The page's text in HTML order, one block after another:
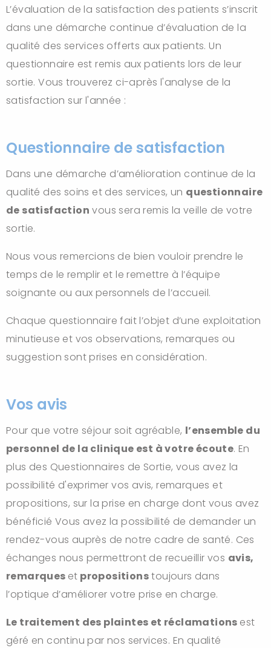
L’évaluation de la satisfaction des patients s’inscrit
dans une démarche continue d’évaluation de la
qualité des services offerts aux patients. Un
questionnaire est remis aux patients lors de leur
sortie. Vous trouverez ci-après l'analyse de la
satisfaction sur l'année :
Questionnaire de satisfaction
Dans une démarche d’amélioration continue de la
qualité des soins et des services, un questionnaire
de satisfaction vous sera remis la veille de votre
sortie.
Nous vous remercions de bien vouloir prendre le
temps de le remplir et le remettre à l’équipe
soignante ou aux personnels de l’accueil.
Chaque questionnaire fait l’objet d’une exploitation
minutieuse et vos observations, remarques ou
suggestion sont prises en considération.
Vos avis
Pour que votre séjour soit agréable, l’ensemble du
personnel de la clinique est à votre écoute. En
plus des Questionnaires de Sortie, vous avez la
possibilité d'exprimer vos avis, remarques et
propositions, sur la prise en charge dont vous avez
bénéficié Vous avez la possibilité de demander un
rendez-vous auprès de notre cadre de santé. Ces
échanges nous permettront de recueillir vos avis,
remarques et propositionstoujours dans
l’optique d’améliorer votre prise en charge.
Le traitement des plaintes et réclamations est
géré en continu par nos services. En qualité